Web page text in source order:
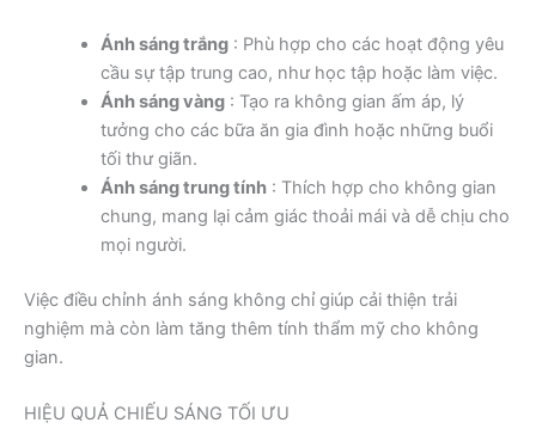
Ánh sáng trắng: Phù hợp cho các hoạt động yêu
cầu sự tập trung cao, như học tập hoặc làm việc.
Ánh sáng vàng: Tạo ra không gian ấm áp, lý
tưởng cho các bữa ăn gia đình hoặc những buổi
tối thư giãn.
Ánh sáng trung tính: Thích hợp cho không gian
chung, mang lại cảm giác thoải mái và dễ chịu cho
mọi người.
Việc điều chỉnh ánh sáng không chỉ giúp cải thiện trải
nghiệm mà còn làm tăng thêm tính thẩm mỹ cho không
gian.
HIỆU QUẢ CHIẾU SÁNG TỐI ƯU